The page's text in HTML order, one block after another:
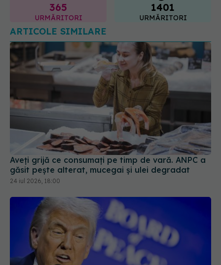
365
URMĂRITORI
1401
URMĂRITORI
ARTICOLE SIMILARE
Aveți grijă ce consumați pe timp de vară. ANPC a
găsit pește alterat, mucegai și ulei degradat
24 iul 2026, 18:00